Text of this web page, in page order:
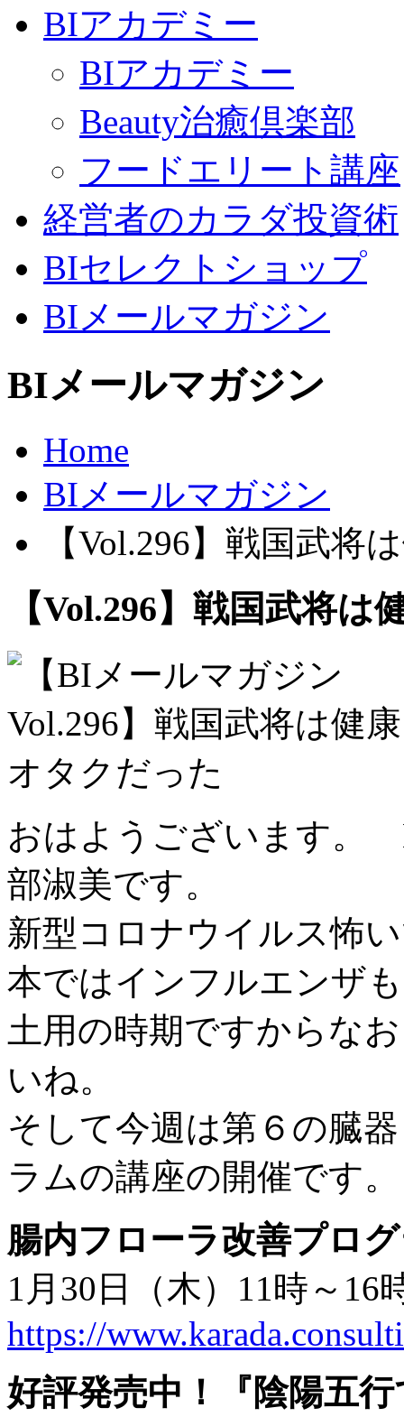
BIアカデミー
BIアカデミー
Beauty治癒倶楽部
フードエリート講座
経営者のカラダ投資術
BIセレクトショップ
BIメールマガジン
BIメールマガジン
Home
BIメールマガジン
【Vol.296】戦国武将
【Vol.296】戦国武将は
おはようございます。
部淑美です。
新型コロナウイルス怖
本ではインフルエンザ
土用の時期ですからな
いね。
そして今週は第６の臓
ラムの講座の開催です。
腸内フローラ改善プロ
1月30日（木）11時～16
https://
好評発売中！『陰陽五